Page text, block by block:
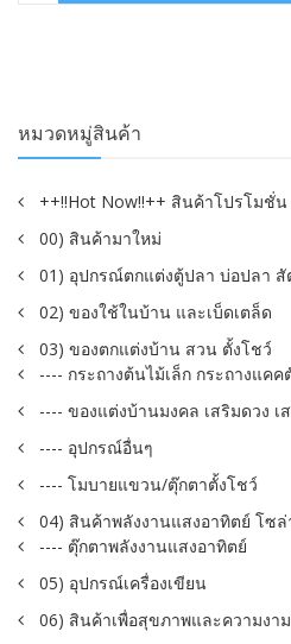
หมวดหมู่สินค้า
++!!Hot Now!!++ สินค้าโปรโมชั่น
00) สินค้ามาใหม่
01) อุปกรณ์ตกแต่งตู้ปลา บ่อปลา สั
02) ของใช้ในบ้าน และเบ็ดเตล็ด
03) ของตกแต่งบ้าน สวน ตั้งโชว์
---- กระถางต้นไม้เล็ก กระถางแคค
---- ของแต่งบ้านมงคล เสริมดวง
---- อุปกรณ์อื่นๆ
---- โมบายแขวน/ตุ๊กตาตั้งโชว์
04) สินค้าพลังงานแสงอาทิตย์ โซล่
---- ตุ๊กตาพลังงานแสงอาทิตย์
05) อุปกรณ์เครื่องเขียน
06) สินค้าเพื่อสุขภาพและความงาม